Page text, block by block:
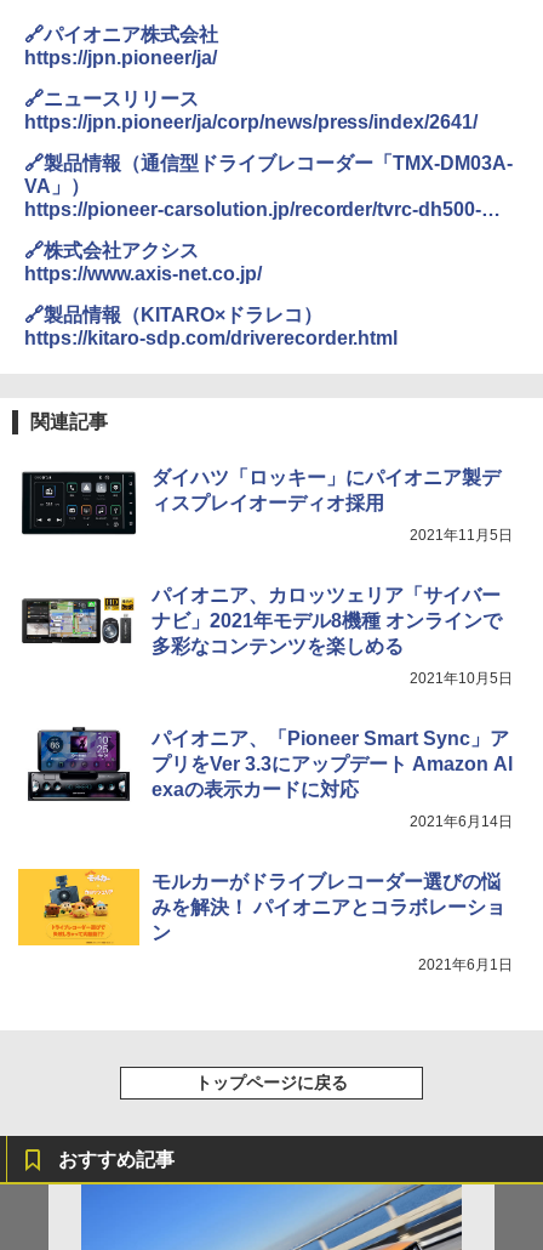
🔗パイオニア株式会社
https://jpn.pioneer/ja/
🔗ニュースリリース
https://jpn.pioneer/ja/corp/news/press/index/2641/
🔗製品情報（通信型ドライブレコーダー「TMX-DM03A-
VA」）
https://pioneer-carsolution.jp/recorder/tvrc-dh500-
🔗株式会社アクシス
https://www.axis-net.co.jp/
🔗製品情報（KITARO×ドラレコ）
https://kitaro-sdp.com/driverecorder.html
関連記事
ダイハツ「ロッキー」にパイオニア製デ
ィスプレイオーディオ採用
2021年11月5日
パイオニア、カロッツェリア「サイバー
ナビ」2021年モデル8機種 オンラインで
多彩なコンテンツを楽しめる
2021年10月5日
パイオニア、「Pioneer Smart Sync」ア
プリをVer 3.3にアップデート Amazon Al
exaの表示カードに対応
2021年6月14日
モルカーがドライブレコーダー選びの悩
みを解決！ パイオニアとコラボレーショ
ン
2021年6月1日
トップページに戻る
おすすめ記事